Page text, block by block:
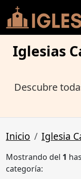
Iglesias
Descubre
Inicio Iglesia
Mostrando del 1
categoría: